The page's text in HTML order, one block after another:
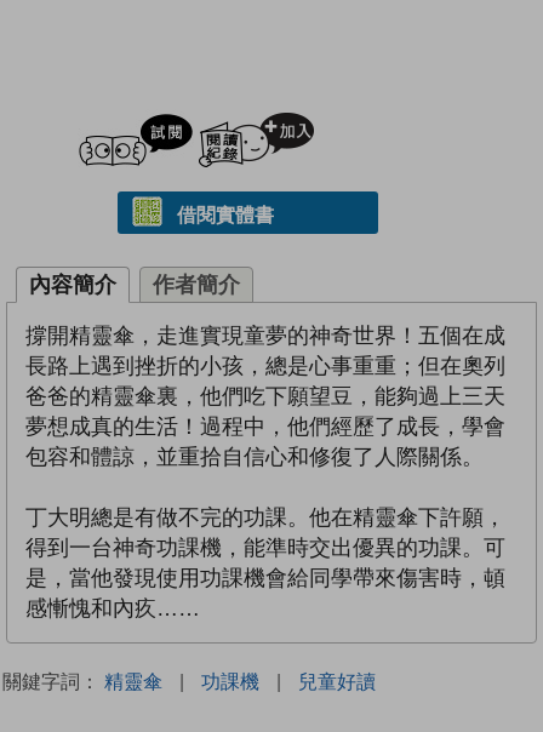
試閲
借閱實體書
內容簡介 作者簡介
撐開精靈傘，走進實現童夢的神奇世界！五個在成
長路上遇到挫折的小孩，總是心事重重；但在奧列
爸爸的精靈傘裏，他們吃下願望豆，能夠過上三天
夢想成真的生活！過程中，他們經歷了成長，學會
包容和體諒，並重拾自信心和修復了人際關係。
丁大明總是有做不完的功課。他在精靈傘下許願，
得到一台神奇功課機，能準時交出優異的功課。可
是，當他發現使用功課機會給同學帶來傷害時，頓
感慚愧和內疚……
關鍵字詞： 精靈傘 | 功課機 | 兒童好讀